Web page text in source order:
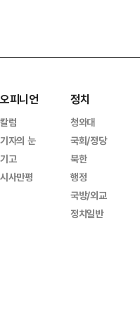
오피니언
칼럼
기자의 눈
기고
시사만평
정치
청와대
국회/정당
북한
행정
국방/외교
정치일반